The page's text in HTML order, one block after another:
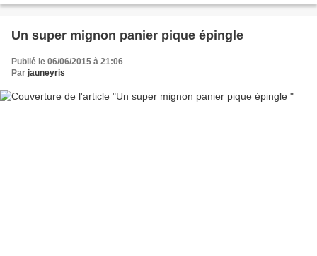
Un super mignon panier pique épingle
Publié le 06/06/2015 à 21:06
Par jauneyris